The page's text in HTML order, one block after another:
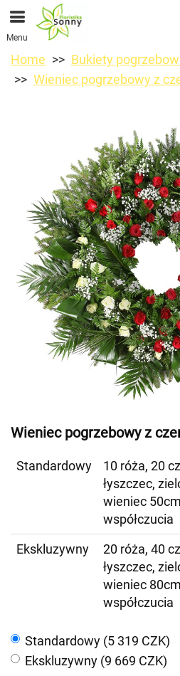
Menu
Home
Bukiety
Wieniec pogrzebowy z
Wieniec pogrzebowy z
Standardowy
10 róża, 20
łyszczec,
wieniec
współczucia
Ekskluzywny
20 róża, 40
łyszczec,
wieniec
współczucia
Standardowy (5 319 CZK)
Ekskluzywny (9 669 CZK)